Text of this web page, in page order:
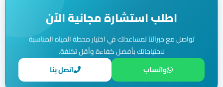
اطلب استشارة مجانية الآن
تواصل مع خبرائنا لمساعدتك في اختيار محطة المياه المناسبة
لاحتياجاتك بأفضل كفاءة وأقل تكلفة.
واتساب
اتصل بنا